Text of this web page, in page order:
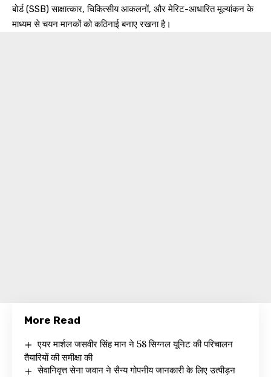
बोर्ड (SSB) साक्षात्कार, चिकित्सीय आकलनों, और मेरिट-आधारित मूल्यांकन के
माध्यम से चयन मानकों को कठिनाई बनाए रखना है।
More Read
एयर मार्शल जसवीर सिंह मान ने 58 सिग्नल यूनिट की परिचालन
तैयारियों की समीक्षा की
सेवानिवृत्त सेना जवान ने सैन्य गोपनीय जानकारी के लिए उत्पीड़न